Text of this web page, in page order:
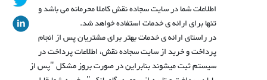
اطلاعات شما در سایت سجاده نقش کاملا محرمانه می باشد و
تنها برای ارائه ی خدمات استفاده خواهد شد.
در راستای ارائه ی خدمات بهتر برای مشتریان پس از انجام
پرداخت و خرید از سایت سجاده نقش، اطلاعات پرداخت در
سیستم ثبت میشوند بنابراین در صورت بروز مشکل "پس از